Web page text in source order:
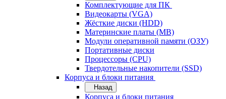
Комплектующие для ПК
Видеокарты (VGA)
Жёсткие диски (HDD)
Материнские платы (MB)
Модули оперативной памяти (ОЗУ)
Портативные диски
Процессоры (CPU)
Твердотельные накопители (SSD)
Корпуса и блоки питания
Назад
Корпуса и блоки питания